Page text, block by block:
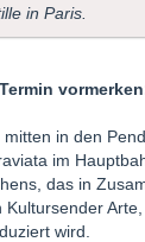
in Paris.
in den
im
das in
wird.